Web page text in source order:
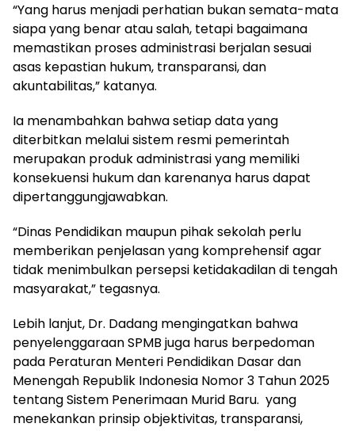
“Yang harus menjadi perhatian bukan semata-mata
siapa yang benar atau salah, tetapi bagaimana
memastikan proses administrasi berjalan sesuai
asas kepastian hukum, transparansi, dan
akuntabilitas,” katanya.
Ia menambahkan bahwa setiap data yang
diterbitkan melalui sistem resmi pemerintah
merupakan produk administrasi yang memiliki
konsekuensi hukum dan karenanya harus dapat
dipertanggungjawabkan.
“Dinas Pendidikan maupun pihak sekolah perlu
memberikan penjelasan yang komprehensif agar
tidak menimbulkan persepsi ketidakadilan di tengah
masyarakat,” tegasnya.
Lebih lanjut, Dr. Dadang mengingatkan bahwa
penyelenggaraan SPMB juga harus berpedoman
pada Peraturan Menteri Pendidikan Dasar dan
Menengah Republik Indonesia Nomor 3 Tahun 2025
tentang Sistem Penerimaan Murid Baru. yang
menekankan prinsip objektivitas, transparansi,